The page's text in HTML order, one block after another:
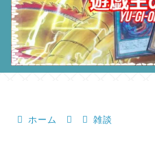
ホーム 雑談